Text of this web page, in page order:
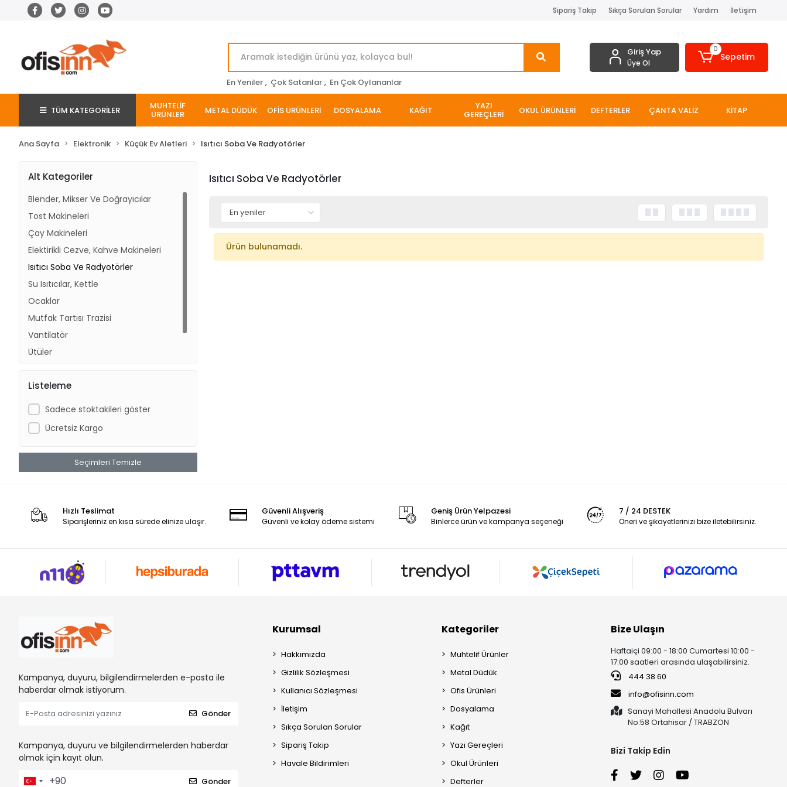
Sipariş Takip Sıkça Sorulan Sorular Yardım İletişim
En Yeniler , Çok Satanlar , En Çok Oylananlar
Giriş Yap
Üye Ol
0
Sepetim
TÜM KATEGORİLER MUHTELİF
ÜRÜNLER METAL DÜDÜK OFİS ÜRÜNLERİ DOSYALAMA KAĞIT YAZI
GEREÇLERİ OKUL ÜRÜNLERİ DEFTERLER ÇANTA VALİZ KİTAP
Ana Sayfa Elektronik Küçük Ev Aletleri Isıtıcı Soba Ve Radyotörler
Alt Kategoriler
Blender, Mikser Ve Doğrayıcılar
Tost Makineleri
Çay Makineleri
Elektirikli Cezve, Kahve Makineleri
Isıtıcı Soba Ve Radyotörler
Su Isıtıcılar, Kettle
Ocaklar
Mutfak Tartısı Trazisi
Vantilatör
Ütüler
Listeleme
Sadece stoktakileri göster
Ücretsiz Kargo
Seçimleri Temizle
Isıtıcı Soba Ve Radyotörler
Ürün bulunamadı.
Hızlı Teslimat
Siparişleriniz en kısa sürede elinize ulaşır.
Güvenli Alışveriş
Güvenli ve kolay ödeme sistemi
Geniş Ürün Yelpazesi
Binlerce ürün ve kampanya seçeneği
7 / 24 DESTEK
Öneri ve şikayetlerinizi bize iletebilirsiniz.
Kampanya, duyuru, bilgilendirmelerden e-posta ile
haberdar olmak istiyorum.
Gönder
Kampanya, duyuru ve bilgilendirmelerden haberdar
olmak için kayıt olun.
Gönder
Kurumsal
Hakkımızda
Gizlilik Sözleşmesi
Kullanıcı Sözleşmesi
İletişim
Sıkça Sorulan Sorular
Sipariş Takip
Havale Bildirimleri
Kategoriler
Muhtelif Ürünler
Metal Düdük
Ofis Ürünleri
Dosyalama
Kağıt
Yazı Gereçleri
Okul Ürünleri
Defterler
Bize Ulaşın
Haftaiçi 09:00 - 18:00 Cumartesi 10:00 -
17:00 saatleri arasında ulaşabilirsiniz.
444 38 60
info@ofisinn.com
Sanayi Mahallesi Anadolu Bulvarı
No:58 Ortahisar / TRABZON
Bizi Takip Edin